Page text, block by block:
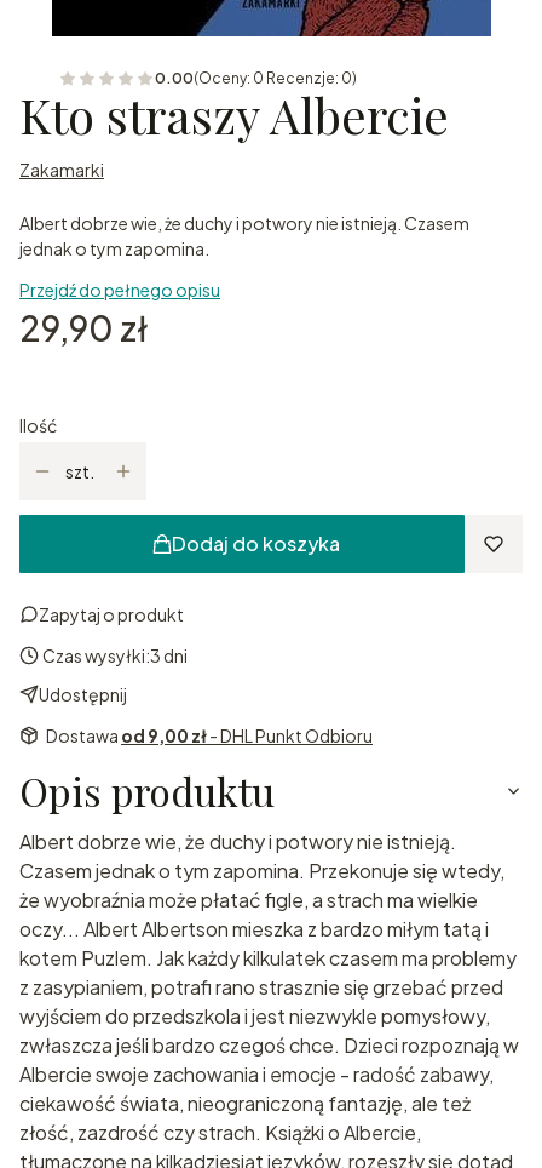
0.00(Oceny: 0 Recenzje: 0)
Kto straszy Albercie
Zakamarki
Albert dobrze wie, że duchy i potwory nie istnieją. Czasem
jednak o tym zapomina.
Przejdź do pełnego opisu
Cena
29,90 zł
Ilość
szt.
Dodaj do koszyka
Zapytaj o produkt
Czas wysyłki:3 dni
Udostępnij
Dostawa od 9,00 zł- DHL Punkt Odbioru
Opis produktu
Albert dobrze wie, że duchy i potwory nie istnieją.
Czasem jednak o tym zapomina. Przekonuje się wtedy,
że wyobraźnia może płatać figle, a strach ma wielkie
oczy... Albert Albertson mieszka z bardzo miłym tatą i
kotem Puzlem. Jak każdy kilkulatek czasem ma problemy
z zasypianiem, potrafi rano strasznie się grzebać przed
wyjściem do przedszkola i jest niezwykle pomysłowy,
zwłaszcza jeśli bardzo czegoś chce. Dzieci rozpoznają w
Albercie swoje zachowania i emocje - radość zabawy,
ciekawość świata, nieograniczoną fantazję, ale też
złość, zazdrość czy strach. Książki o Albercie,
tłumaczone na kilkadziesiąt języków, rozeszły się dotąd